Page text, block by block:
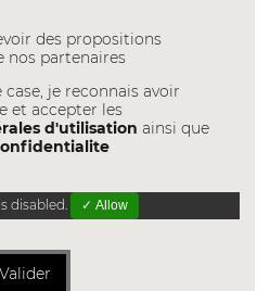
des propositions
nos partenaires
je reconnais avoir
et accepter les
d'utilisation ainsi que
disabled. ✓ Allow
Valider